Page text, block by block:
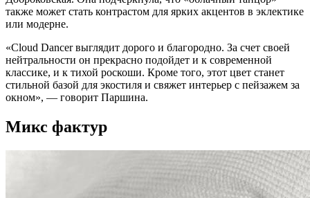
также может стать контрастом для ярких акцентов в эклектике
или модерне.
«Cloud Dancer выглядит дорого и благородно. За счет своей
нейтральности он прекрасно подойдет и к современной
классике, и к тихой роскоши. Кроме того, этот цвет станет
стильной базой для экостиля и свяжет интерьер с пейзажем за
окном», — говорит Паршина.
Микс фактур